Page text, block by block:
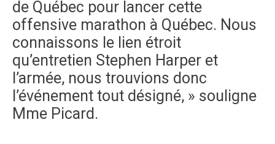
de Québec pour lancer cette
offensive marathon à Québec. Nous
connaissons le lien étroit
qu’entretien Stephen Harper et
l’armée, nous trouvions donc
l’événement tout désigné, » souligne
Mme Picard.